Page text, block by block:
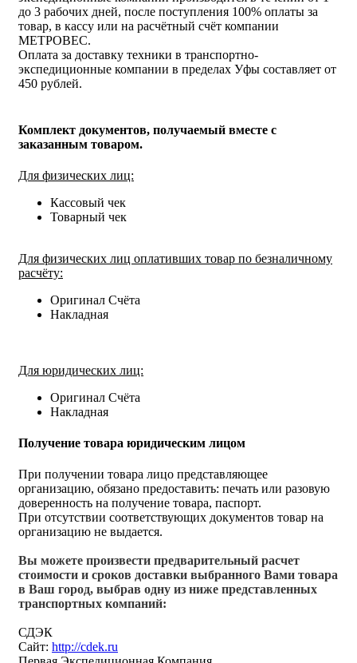
до 3 рабочих дней, после поступления 100% оплаты за
товар, в кассу или на расчётный счёт компании
МЕТРОВЕС.
Оплата за доставку техники в транспортно-
экспедиционные компании в пределах Уфы составляет от
450 рублей.
Комплект документов, получаемый вместе с
заказанным товаром.
Для физических лиц:
Кассовый чек
Товарный чек
Для физических лиц оплативших товар по безналичному
расчёту:
Оригинал Счёта
Накладная
Для юридических лиц:
Оригинал Счёта
Накладная
Получение товара юридическим лицом
При получении товара лицо представляющее
организацию, обязано предоставить: печать или разовую
доверенность на получение товара, паспорт.
При отсутствии соответствующих документов товар на
организацию не выдается.
Вы можете произвести предварительный расчет
стоимости и сроков доставки выбранного Вами товара
в Ваш город, выбрав одну из ниже представленных
транспортных компаний:
СДЭК
Сайт: http://cdek.ru